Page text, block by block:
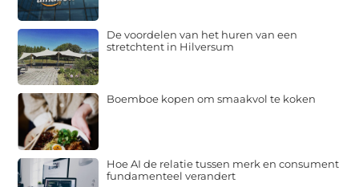
De voordelen van het huren van een
stretchtent in Hilversum
Boemboe kopen om smaakvol te koken
Hoe AI de relatie tussen merk en consument
fundamenteel verandert